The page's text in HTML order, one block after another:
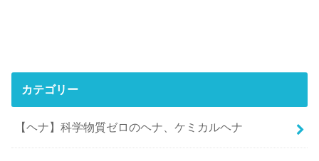
カテゴリー
【ヘナ】科学物質ゼロのヘナ、ケミカルヘナ